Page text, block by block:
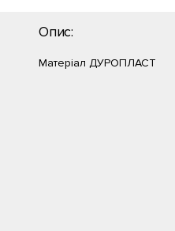
Опис:
Матеріал ДУРОПЛАСТ